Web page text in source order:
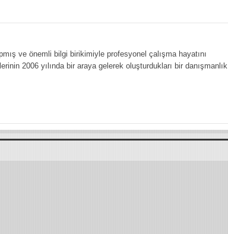
ve önemli bilgi birikimiyle profesyonel çalışma hayatını
2006 yılında bir araya gelerek oluşturdukları bir danışmanlık